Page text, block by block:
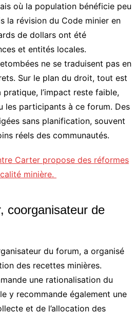
où la population bénéficie peu
la révision du Code minier en
de dollars ont été
et entités locales.
ne se traduisent pas en
Sur le plan du droit, tout est
l’impact reste faible,
les participants à ce forum. Des
sans planification, souvent
réels des communautés.
Carter propose des réformes
minière.
coorganisateur de
du forum, a organisé
des recettes minières.
une rationalisation du
y recommande également une
et de l’allocation des